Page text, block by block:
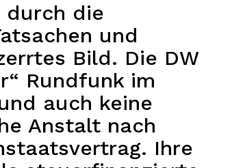
durch die
und
Bild. Die DW
Rundfunk im
auch keine
Anstalt nach
Ihre